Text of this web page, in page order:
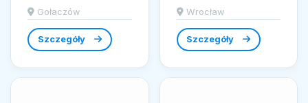
marka Famar łączy
precyzję robót
budowlanych...
Gołaczów
Szczegóły
Wrocław
Szczegóły